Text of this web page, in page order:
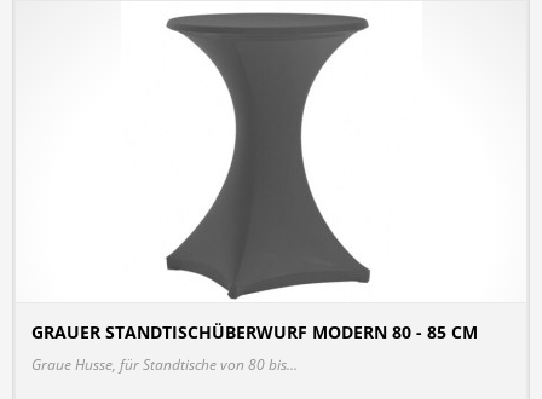
GRAUER STANDTISCHÜBERWURF MODERN 80 - 85 CM
Graue Husse, für Standtische von 80 bis...
DETAILS